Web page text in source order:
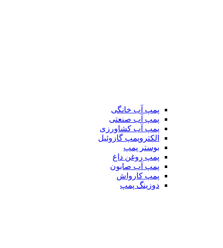
پمپ آب خانگی
پمپ آب صنعتی
پمپ آب کشاورزی
الکتروپمپ گازوئیل
بوستر پمپ
پمپ روغن داغ
پمپ آب صابون
پمپ کارواش
دوزینگ پمپ